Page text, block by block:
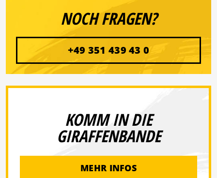
NOCH FRAGEN?
+49 351 439 43 0
KOMM IN DIE
GIRAFFENBANDE
MEHR INFOS